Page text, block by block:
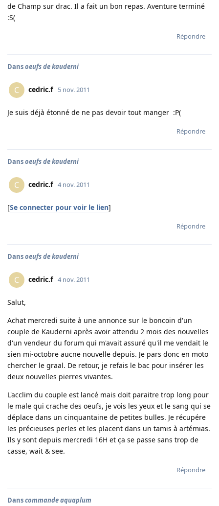
de Champ sur drac. Il a fait un bon repas. Aventure terminé
:S(
Répondre
Dansoeufs de kauderni
C cedric.f 5 nov. 2011
Je suis déjà étonné de ne pas devoir tout manger :P(
Répondre
Dansoeufs de kauderni
C cedric.f 4 nov. 2011
[Se connecter pour voir le lien]
Répondre
Dansoeufs de kauderni
C cedric.f 4 nov. 2011
Salut,
Achat mercredi suite à une annonce sur le boncoin d'un
couple de Kauderni après avoir attendu 2 mois des nouvelles
d'un vendeur du forum qui m'avait assuré qu'il me vendait le
sien mi-octobre aucne nouvelle depuis. Je pars donc en moto
chercher le graal. De retour, je refais le bac pour insérer les
deux nouvelles pierres vivantes.
L'acclim du couple est lancé mais doit paraitre trop long pour
le male qui crache des oeufs, je vois les yeux et le sang qui se
déplace dans un cinquantaine de petites bulles. Je récupére
les précieuses perles et les placent dans un tamis à artémias.
Ils y sont depuis mercredi 16H et ça se passe sans trop de
casse, wait & see.
Répondre
Danscommande aquaplum